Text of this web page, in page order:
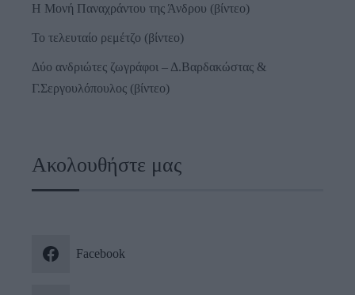
Η Μονή Παναχράντου της Άνδρου (βίντεο)
Το τελευταίο ρεμέτζο (βίντεο)
Δύο ανδριώτες ζωγράφοι – Δ.Βαρδακώστας &
Γ.Σεργουλόπουλος (βίντεο)
Ακολουθήστε μας
Facebook